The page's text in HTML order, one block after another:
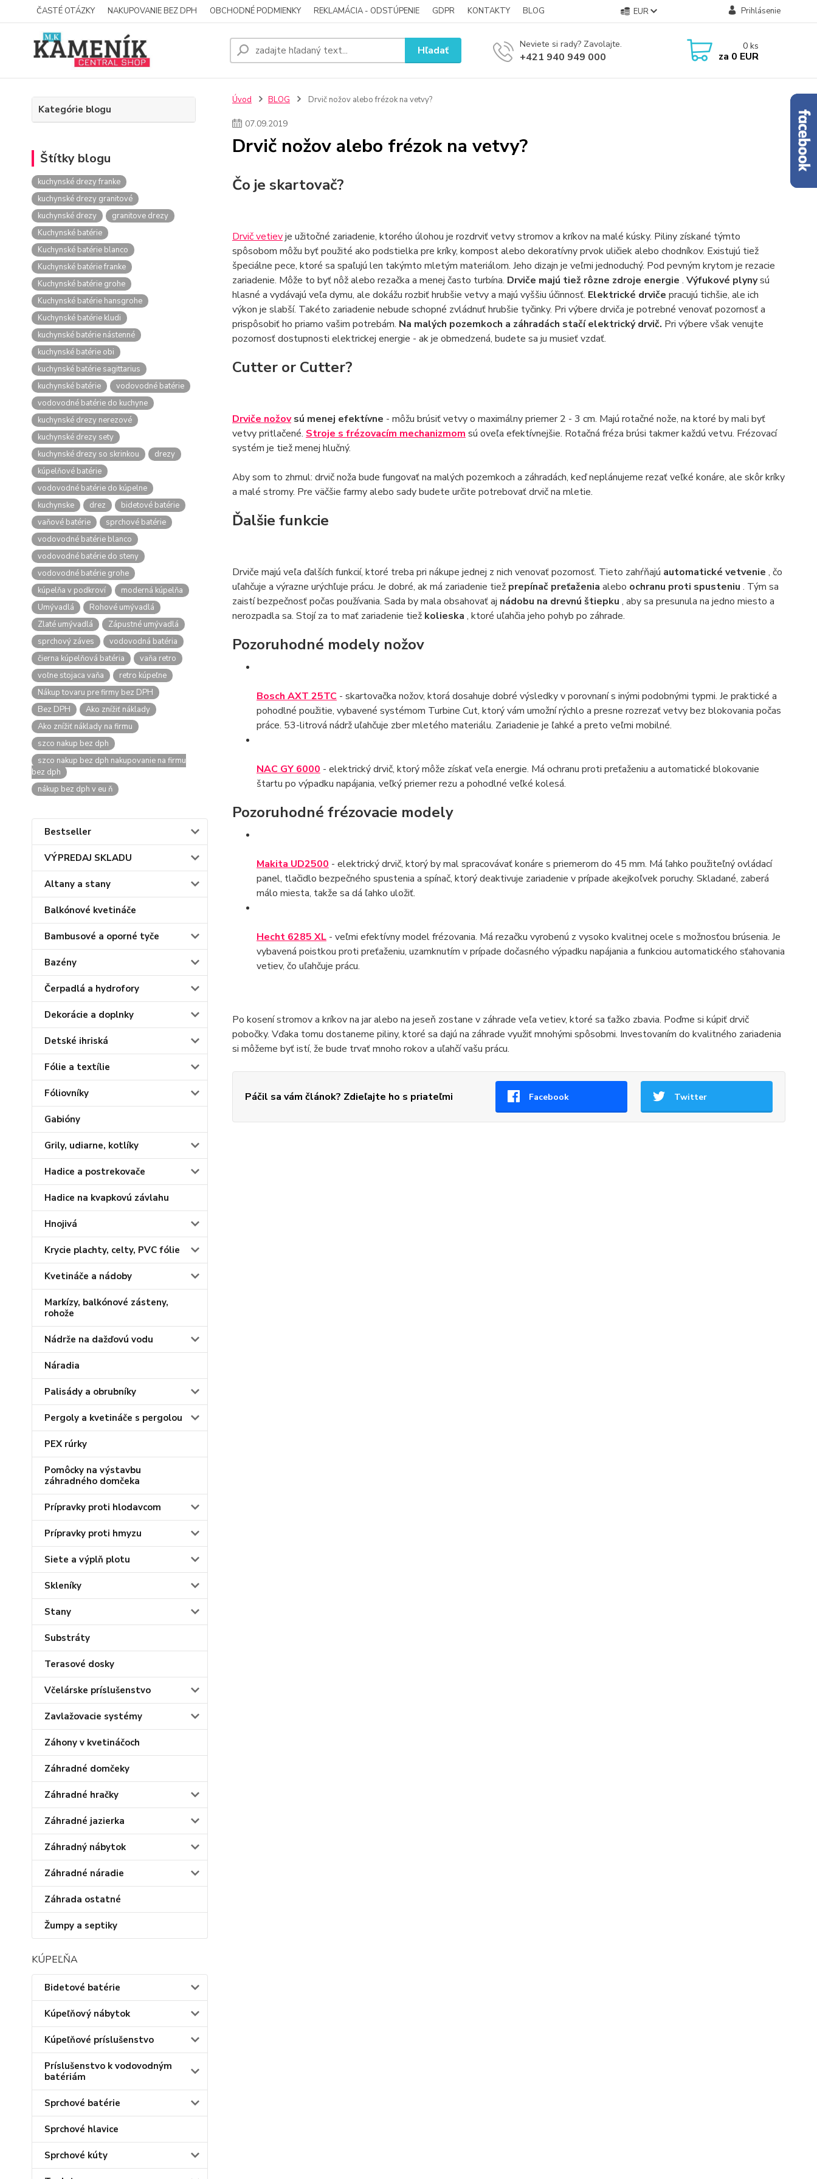
ČASTÉ OTÁZKY NAKUPOVANIE BEZ DPH OBCHODNÉ PODMIENKY REKLAMÁCIA - ODSTÚPENIE GDPR KONTAKTY BLOG EUR Prihlásenie
Hľadať Neviete si rady? Zavolajte.
+421 940 949 000
0 ks
za 0 EUR
Kategórie blogu
Štítky blogu
kuchynské drezy franke
kuchynské drezy granitové
kuchynské drezy
granitove drezy
Kuchynské batérie
Kuchynské batérie blanco
Kuchynské batérie franke
Kuchynské batérie grohe
Kuchynské batérie hansgrohe
Kuchynské batérie kludi
kuchynské batérie nástenné
kuchynské batérie obi
kuchynské batérie sagittarius
kuchynské batérie
vodovodné batérie
vodovodné batérie do kuchyne
kuchynské drezy nerezové
kuchynské drezy sety
kuchynské drezy so skrinkou
drezy
kúpelňové batérie
vodovodné batérie do kúpelne
kuchynske
drez
bidetové batérie
vaňové batérie
sprchové batérie
vodovodné batérie blanco
vodovodné batérie do steny
vodovodné batérie grohe
kúpelňa v podkroví
moderná kúpelňa
Umývadlá
Rohové umývadlá
Zlaté umývadlá
Zápustné umývadlá
sprchový záves
vodovodná batéria
čierna kúpelňová batéria
vaňa retro
voľne stojaca vaňa
retro kúpeľne
Nákup tovaru pre firmy bez DPH
Bez DPH
Ako znížiť náklady
Ako znížiť náklady na firmu
szco nakup bez dph
szco nakup bez dph nakupovanie na firmu
bez dph
nákup bez dph v eu ň
Bestseller
VÝPREDAJ SKLADU
Altany a stany
Balkónové kvetináče
Bambusové a oporné tyče
Bazény
Čerpadlá a hydrofory
Dekorácie a doplnky
Detské ihriská
Fólie a textílie
Fóliovníky
Gabióny
Grily, udiarne, kotlíky
Hadice a postrekovače
Hadice na kvapkovú závlahu
Hnojivá
Krycie plachty, celty, PVC fólie
Kvetináče a nádoby
Markízy, balkónové zásteny,
rohože
Nádrže na dažďovú vodu
Náradia
Palisády a obrubníky
Pergoly a kvetináče s pergolou
PEX rúrky
Pomôcky na výstavbu
záhradného domčeka
Prípravky proti hlodavcom
Prípravky proti hmyzu
Siete a výplň plotu
Skleníky
Stany
Substráty
Terasové dosky
Včelárske príslušenstvo
Zavlažovacie systémy
Záhony v kvetináčoch
Záhradné domčeky
Záhradné hračky
Záhradné jazierka
Záhradný nábytok
Záhradné náradie
Záhrada ostatné
Žumpy a septiky
KÚPEĽŇA
Bidetové batérie
Kúpeľňový nábytok
Kúpeľňové príslušenstvo
Príslušenstvo k vodovodným
batériám
Sprchové batérie
Sprchové hlavice
Sprchové kúty
Úvod BLOG Drvič nožov alebo frézok na vetvy?
07.09.2019
Drvič nožov alebo frézok na vetvy?
Čo je skartovač?
Drvič vetievje užitočné zariadenie, ktorého úlohou je rozdrviť vetvy stromov a kríkov na malé kúsky. Piliny získané týmto
spôsobom môžu byť použité ako podstielka pre kríky, kompost alebo dekoratívny prvok uličiek alebo chodníkov. Existujú tiež
špeciálne pece, ktoré sa spaľujú len takýmto mletým materiálom. Jeho dizajn je veľmi jednoduchý. Pod pevným krytom je rezacie
zariadenie. Môže to byť nôž alebo rezačka a menej často turbína. Drviče majú tiež rôzne zdroje energie . Výfukové plynysú
hlasné a vydávajú veľa dymu, ale dokážu rozbiť hrubšie vetvy a majú vyššiu účinnosť. Elektrické drviče pracujú tichšie, ale ich
výkon je slabší. Takéto zariadenie nebude schopné zvládnuť hrubšie tyčinky. Pri výbere drviča je potrebné venovať pozornosť a
prispôsobiť ho priamo vašim potrebám. Na malých pozemkoch a záhradách stačí elektrický drvič. Pri výbere však venujte
pozornosť dostupnosti elektrickej energie - ak je obmedzená, budete sa ju musieť vzdať.
Cutter or Cutter?
Drviče nožovsú menej efektívne - môžu brúsiť vetvy o maximálny priemer 2 - 3 cm. Majú rotačné nože, na ktoré by mali byť
vetvy pritlačené. Stroje s frézovacím mechanizmom sú oveľa efektívnejšie. Rotačná fréza brúsi takmer každú vetvu. Frézovací
systém je tiež menej hlučný.
Aby som to zhrnul: drvič noža bude fungovať na malých pozemkoch a záhradách, keď neplánujeme rezať veľké konáre, ale skôr kríky
a malé stromy. Pre väčšie farmy alebo sady budete určite potrebovať drvič na mletie.
Ďalšie funkcie
Drviče majú veľa ďalších funkcií, ktoré treba pri nákupe jednej z nich venovať pozornosť. Tieto zahŕňajú automatické vetvenie , čo
uľahčuje a výrazne urýchľuje prácu. Je dobré, ak má zariadenie tiež prepínač preťaženia alebo ochranu proti spusteniu . Tým sa
zaistí bezpečnosť počas používania. Sada by mala obsahovať aj nádobu na drevnú štiepku , aby sa presunula na jedno miesto a
nerozpadla sa. Stojí za to mať zariadenie tiež kolieska , ktoré uľahčia jeho pohyb po záhrade.
Pozoruhodné modely nožov
Bosch AXT 25TC- skartovačka nožov, ktorá dosahuje dobré výsledky v porovnaní s inými podobnými typmi. Je praktické a
pohodlné použitie, vybavené systémom Turbine Cut, ktorý vám umožní rýchlo a presne rozrezať vetvy bez blokovania počas
práce. 53-litrová nádrž uľahčuje zber mletého materiálu. Zariadenie je ľahké a preto veľmi mobilné.
NAC GY 6000 - elektrický drvič, ktorý môže získať veľa energie. Má ochranu proti preťaženiu a automatické blokovanie
štartu po výpadku napájania, veľký priemer rezu a pohodlné veľké kolesá.
Pozoruhodné frézovacie modely
Makita UD2500 - elektrický drvič, ktorý by mal spracovávať konáre s priemerom do 45 mm. Má ľahko použiteľný ovládací
panel, tlačidlo bezpečného spustenia a spínač, ktorý deaktivuje zariadenie v prípade akejkoľvek poruchy. Skladané, zaberá
málo miesta, takže sa dá ľahko uložiť.
Hecht 6285 XL- veľmi efektívny model frézovania. Má rezačku vyrobenú z vysoko kvalitnej ocele s možnosťou brúsenia. Je
vybavená poistkou proti preťaženiu, uzamknutím v prípade dočasného výpadku napájania a funkciou automatického sťahovania
vetiev, čo uľahčuje prácu.
Po kosení stromov a kríkov na jar alebo na jeseň zostane v záhrade veľa vetiev, ktoré sa ťažko zbavia. Poďme si kúpiť drvič
pobočky. Vďaka tomu dostaneme piliny, ktoré sa dajú na záhrade využiť mnohými spôsobmi. Investovaním do kvalitného zariadenia
si môžeme byť istí, že bude trvať mnoho rokov a uľahčí vašu prácu.
Páčil sa vám článok? Zdieľajte ho s priateľmi Facebook Twitter